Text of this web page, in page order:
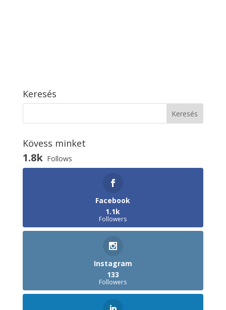
Keresés
Kövess minket
1.8k Follows
Facebook
1.1k
Followers
Instagram
133
Followers